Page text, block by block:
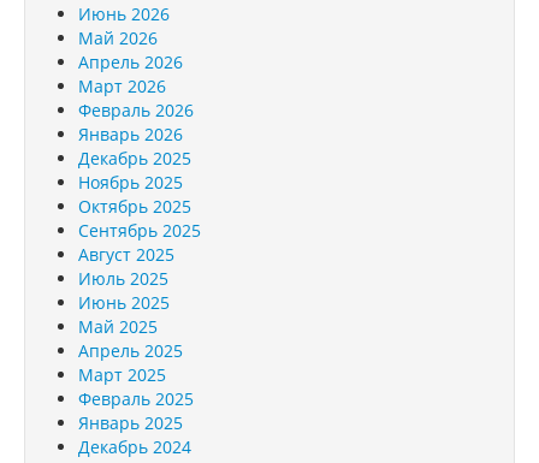
Июнь 2026
Май 2026
Апрель 2026
Март 2026
Февраль 2026
Январь 2026
Декабрь 2025
Ноябрь 2025
Октябрь 2025
Сентябрь 2025
Август 2025
Июль 2025
Июнь 2025
Май 2025
Апрель 2025
Март 2025
Февраль 2025
Январь 2025
Декабрь 2024